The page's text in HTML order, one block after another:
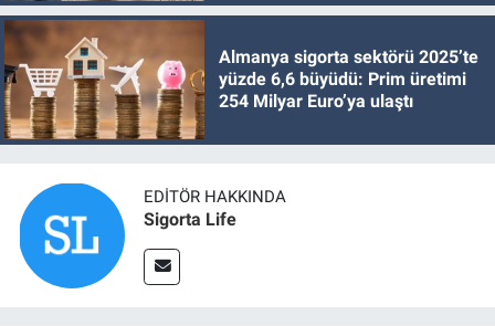
Almanya sigorta sektörü 2025’te
yüzde 6,6 büyüdü: Prim üretimi
254 Milyar Euro’ya ulaştı
EDITÖR HAKKINDA
Sigorta Life